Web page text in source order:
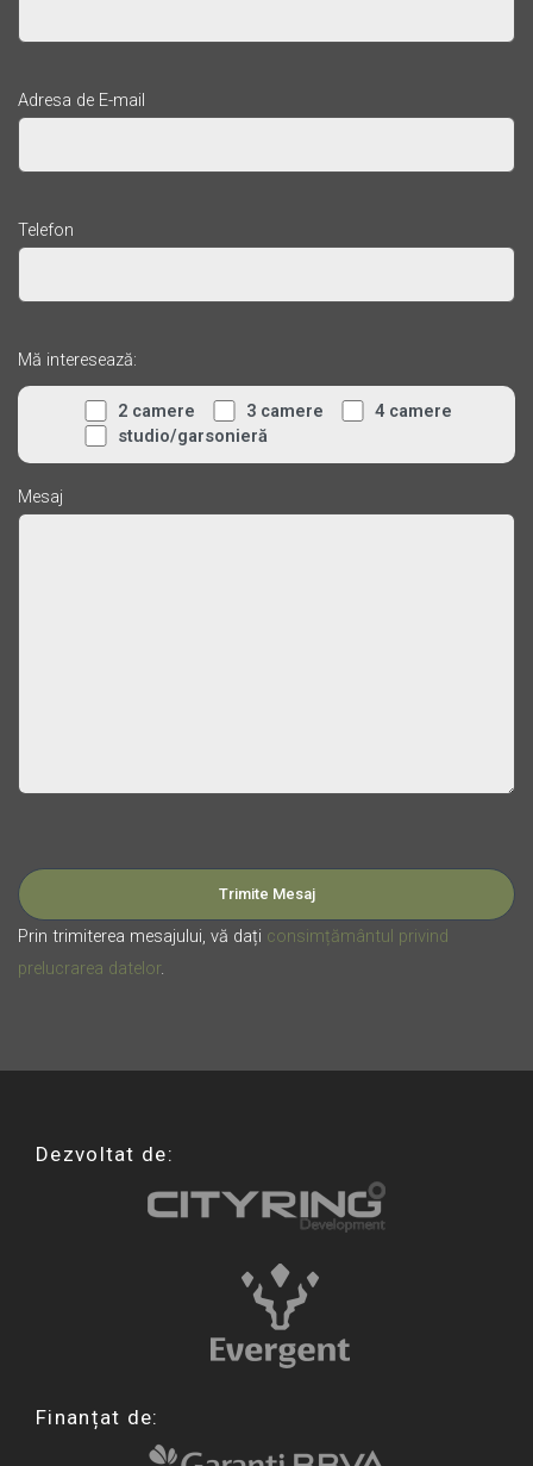
Adresa de E-mail
Telefon
Mă interesează:
2 camere 3 camere
4 camere
studio/garsonieră
Mesaj
Prin trimiterea mesajului, vă dați consimțământul privind
prelucrarea datelor.
Dezvoltat de:
Finanțat de: